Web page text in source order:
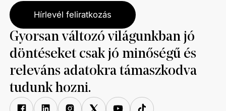
Hírlevél feliratkozás
Gyorsan változó világunkban jó
döntéseket csak jó minőségű és
releváns adatokra támaszkodva
tudunk hozni.